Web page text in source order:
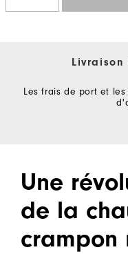
Livraison
Les frais de port et
Une
de la
crampon